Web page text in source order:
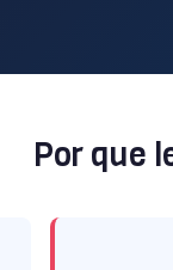
Por que